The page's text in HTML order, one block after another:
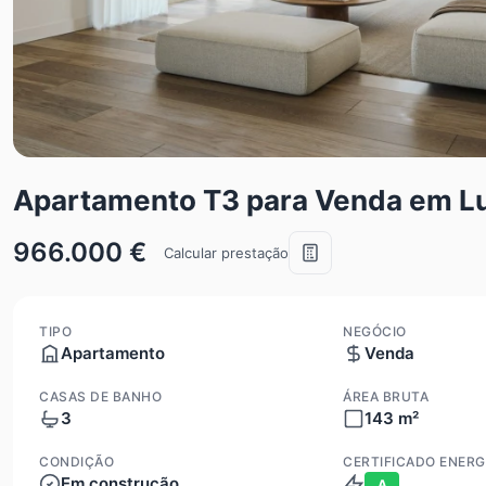
Apartamento T3 para Venda em
966.000 € Calcular prestação
TIPO
Apartamento
NEGÓCIO
Venda
CASAS DE BANHO
3
ÁREA BRUTA
143 m²
CONDIÇÃO
CERTIFICADO